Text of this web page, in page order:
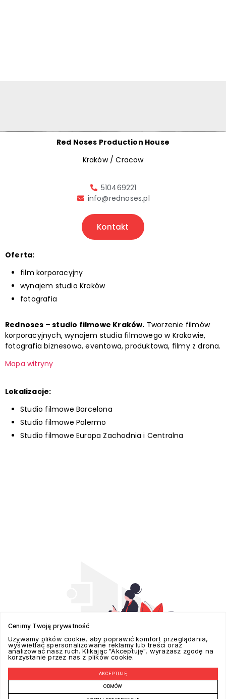
Red Noses Production House
Kraków / Cracow
510469221
info@rednoses.pl
Kontakt
Oferta:
film korporacyjny
wynajem studia Kraków
fotografia
Rednoses – studio filmowe Kraków. Tworzenie filmów
korporacyjnych, wynajem studia filmowego w Krakowie,
fotografia biznesowa, eventowa, produktowa, filmy z drona.
Mapa witryny
Lokalizacje:
Studio filmowe Barcelona
Studio filmowe Palermo
Studio filmowe Europa Zachodnia i Centralna
POZYCJONOWANIE W GOOGLE REALIZUJE -ADSPECTRA.PL
Cenimy Twoją prywatność
Używamy plików cookie, aby poprawić komfort przeglądania,
wyświetlać spersonalizowane reklamy lub treści oraz
analizować nasz ruch. Klikając "Akceptuję", wyrażasz zgodę na
korzystanie przez nas z plików cookie.
ODMÓW
AKCEPTUJĘ